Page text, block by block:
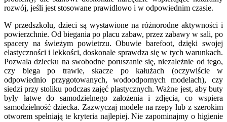
rozwój, jeśli jest stosowane prawidłowo i w odpowiednim czasie.
W przedszkolu, dzieci są wystawione na różnorodne aktywności i
powierzchnie. Od biegania po placu zabaw, przez zabawy w sali, po
spacery na świeżym powietrzu. Obuwie barefoot, dzięki swojej
elastyczności i lekkości, doskonale sprawdza się w tych warunkach.
Pozwala dziecku na swobodne poruszanie się, niezależnie od tego,
czy biega po trawie, skacze po kałużach (oczywiście w
odpowiednio przygotowanych, wodoodpornych modelach), czy
siedzi przy stoliku podczas zajęć plastycznych. Ważne jest, aby buty
były łatwe do samodzielnego założenia i zdjęcia, co wspiera
samodzielność dziecka. Zazwyczaj modele na rzepy lub z szerokim
otworem spełniają te kryteria najlepiej. Nie zapominajmy o higienie